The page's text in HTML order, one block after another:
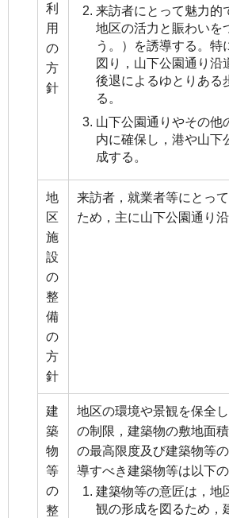
利
用
の
方
針
来訪者にとって魅力的
地区の活力と賑わいを
う。）を誘導する。
図り，山下公園通り沿
後退によるゆとりある
る。
山下公園通りやその他
内に確保し，港や山下
成する。
地
区
施
設
の
整
備
の
方
針
来訪者，就業者等にとっ
ため，主に山下公園通り
建
築
物
等
の
整
地区の環境や景観を保全
の制限，建築物の敷地面
の最高限度及び建築物等
導すべき建築物等は以下の
建築物等の意匠は，地
観の形成を図るため，